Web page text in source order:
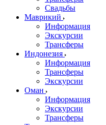
Свадьбы
Маврикий
Информация
Экскурсии
Трансферы
Индонезия
Информация
Трансферы
Экскурсии
Оман
Информация
Экскурсии
Трансферы